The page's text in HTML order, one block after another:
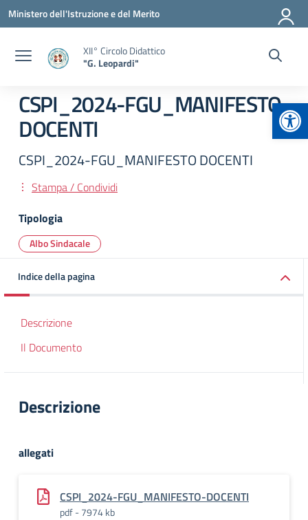
Vai ai contenuti
Vai al menu di navigazione
Vai al footer
Ministero dell'Istruzione e del Merito
XII° Circolo Didattico
"G. Leopardi"
CSPI_2024-FGU_MANIFESTO
DOCENTI
CSPI_2024-FGU_MANIFESTO DOCENTI
Stampa / Condividi
Tipologia
Albo Sindacale
Indice della pagina
Descrizione
Il Documento
Descrizione
allegati
CSPI_2024-FGU_MANIFESTO-DOCENTI
pdf - 7974 kb